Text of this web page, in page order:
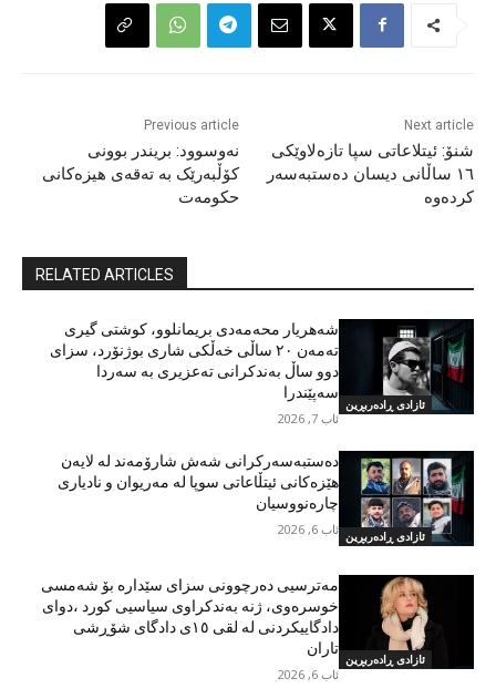
Previous article
نەوسوود: بریندر بوونی
کۆڵبەرێک بە تەقەی هیزەکانی
حکومەت
Next article
شنۆ: ئیتلاعاتی سپا تازەلاوێکی
١٦ ساڵانی دیسان دەستبەسەر
کردەوە
RELATED ARTICLES
ئازادی ڕادەربڕین
شەهریار محەمەدی بریمانلوو، کوشتی گیری
تەمەن ٢٠ ساڵی خەڵکی شاری بوژنۆرد، سزای
دوو ساڵ بەندکرانی تەعزیری بە سەردا
سەپێندرا
ئاب 7, 2026
ئازادی ڕادەربڕین
دەستبەسەرکرانی شەش شارۆمەند لە لایەن
هێزەکانی ئیتڵاعاتی سوپا لە مەریوان و نادیاری
چارەنووسیان
ئاب 6, 2026
ئازادی ڕادەربڕین
مەترسیی دەرچوونی سزای سێدارە بۆ شەمسی
خوسرەوی، ژنە بەندکراوی سیاسیی کورد ،دوای
دادگاییکردنی لە لقی ١٥ی دادگای شۆڕشی
تاران
ئاب 6, 2026